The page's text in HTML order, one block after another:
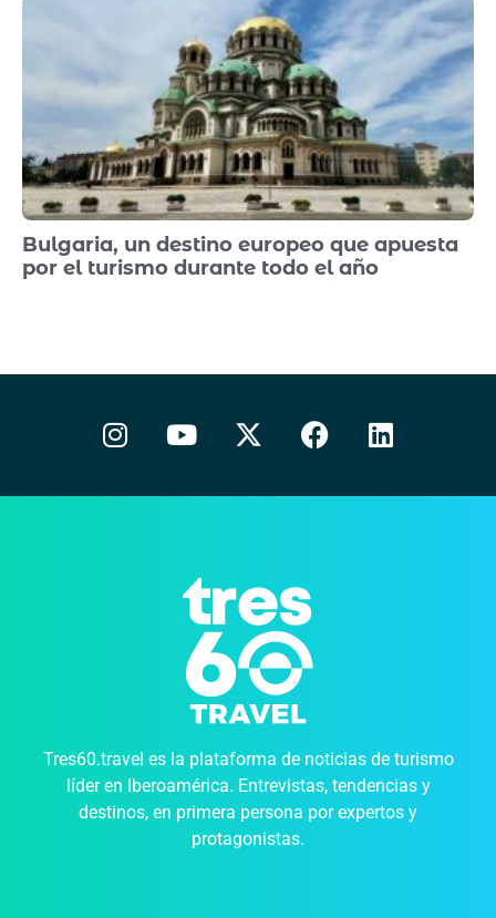
Bulgaria, un destino europeo que apuesta
por el turismo durante todo el año
Tres60.travel es la plataforma de noticias de turismo
líder en Iberoamérica. Entrevistas, tendencias y
destinos, en primera persona por expertos y
protagonistas.